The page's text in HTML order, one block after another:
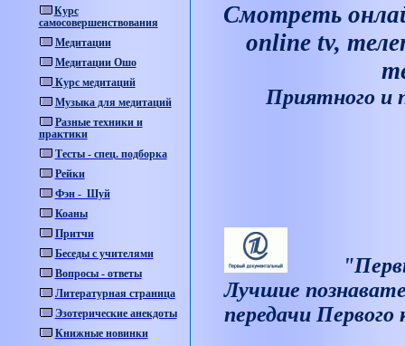
Курс
самосовершенствования
Медитации
Медитации Ошо
Курс медитаций
Музыка для медитаций
Разные техники и
практики
Тесты - спец. подборка
Рейки
Фэн - Шуй
Коаны
Притчи
Беседы с учителями
Вопросы - ответы
Литературная страница
Эзотерические анекдоты
Книжные новинки
Смотреть
online tv,
Приятного и
Лучшие
передачи Первого